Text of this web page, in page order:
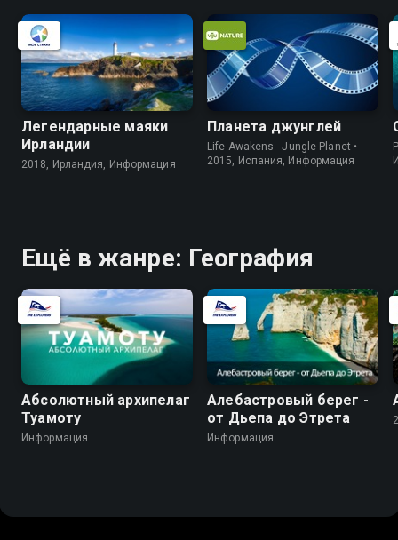
Легендарные маяки
Ирландии
2018, Ирландия, Информация
Планета джунглей
Life Awakens - Jungle Planet •
2015, Испания, Информация
Ещё в жанре: География
Абсолютный архипелаг
Туамоту
Информация
Алебастровый берег -
от Дьепа до Этрета
Информация